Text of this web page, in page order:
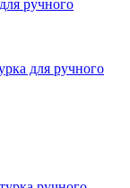
для ручного